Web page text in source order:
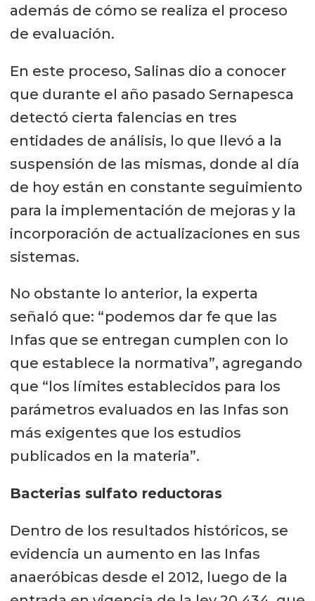
además de cómo se realiza el proceso
de evaluación.
En este proceso, Salinas dio a conocer
que durante el año pasado Sernapesca
detectó cierta falencias en tres
entidades de análisis, lo que llevó a la
suspensión de las mismas, donde al día
de hoy están en constante seguimiento
para la implementación de mejoras y la
incorporación de actualizaciones en sus
sistemas.
No obstante lo anterior, la experta
señaló que: “podemos dar fe que las
Infas que se entregan cumplen con lo
que establece la normativa”, agregando
que “los límites establecidos para los
parámetros evaluados en las Infas son
más exigentes que los estudios
publicados en la materia”.
Bacterias sulfato reductoras
Dentro de los resultados históricos, se
evidencia un aumento en las Infas
anaeróbicas desde el 2012, luego de la